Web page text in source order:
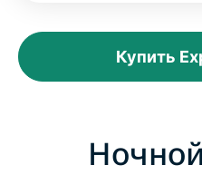
Купить